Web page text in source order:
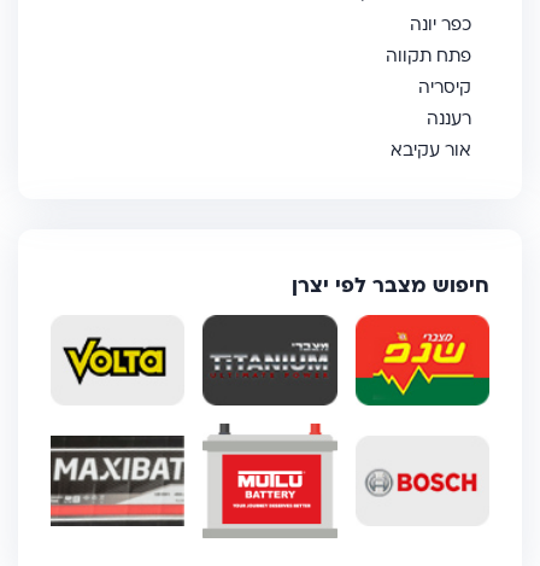
כפר יונה
פתח תקווה
קיסריה
רעננה
אור עקיבא
חיפוש מצבר לפי יצרן